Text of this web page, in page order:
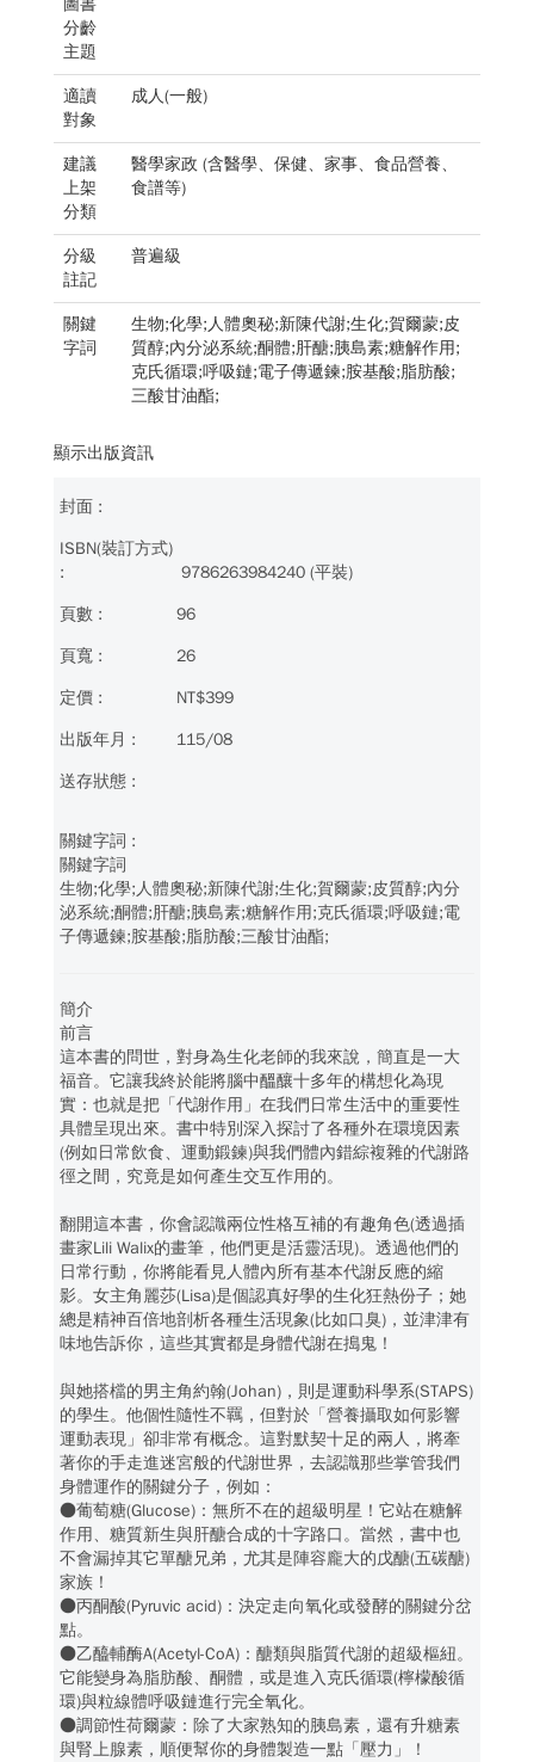
圖書
分齡
主題
適讀
對象
成人(一般)
建議
上架
分類
醫學家政 (含醫學、保健、家事、食品營養、
食譜等)
分級
註記
普遍級
關鍵
字詞
生物;化學;人體奧秘;新陳代謝;生化;賀爾蒙;皮
質醇;內分泌系統;酮體;肝醣;胰島素;糖解作用;
克氏循環;呼吸鏈;電子傳遞鍊;胺基酸;脂肪酸;
三酸甘油酯;
顯示出版資訊
9786263984240 (平裝)
96
26
NT$399
115/08
關鍵字詞
生物;化學;人體奧秘;新陳代謝;生化;賀爾蒙;皮質醇;內分
泌系統;酮體;肝醣;胰島素;糖解作用;克氏循環;呼吸鏈;電
子傳遞鍊;胺基酸;脂肪酸;三酸甘油酯;
簡介
前言
這本書的問世，對身為生化老師的我來說，簡直是一大
福音。它讓我終於能將腦中醞釀十多年的構想化為現
實：也就是把「代謝作用」在我們日常生活中的重要性
具體呈現出來。書中特別深入探討了各種外在環境因素
(例如日常飲食、運動鍛鍊)與我們體內錯綜複雜的代謝路
徑之間，究竟是如何產生交互作用的。
翻開這本書，你會認識兩位性格互補的有趣角色(透過插
畫家Lili Walix的畫筆，他們更是活靈活現)。透過他們的
日常行動，你將能看見人體內所有基本代謝反應的縮
影。女主角麗莎(Lisa)是個認真好學的生化狂熱份子；她
總是精神百倍地剖析各種生活現象(比如口臭)，並津津有
味地告訴你，這些其實都是身體代謝在搗鬼！
與她搭檔的男主角約翰(Johan)，則是運動科學系(STAPS)
的學生。他個性隨性不羈，但對於「營養攝取如何影響
運動表現」卻非常有概念。這對默契十足的兩人，將牽
著你的手走進迷宮般的代謝世界，去認識那些掌管我們
身體運作的關鍵分子，例如：
●葡萄糖(Glucose)：無所不在的超級明星！它站在糖解
作用、糖質新生與肝醣合成的十字路口。當然，書中也
不會漏掉其它單醣兄弟，尤其是陣容龐大的戊醣(五碳醣)
家族！
●丙酮酸(Pyruvic acid)：決定走向氧化或發酵的關鍵分岔
點。
●乙醯輔酶A(Acetyl-CoA)：醣類與脂質代謝的超級樞紐。
它能變身為脂肪酸、酮體，或是進入克氏循環(檸檬酸循
環)與粒線體呼吸鏈進行完全氧化。
●調節性荷爾蒙：除了大家熟知的胰島素，還有升糖素
與腎上腺素，順便幫你的身體製造一點「壓力」！